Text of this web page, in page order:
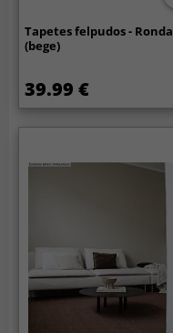
Tapetes felpudos - Ronda
(bege)
39.99 €